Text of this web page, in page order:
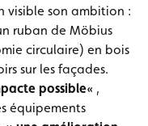
visible son ambition :
ruban de Möbius
circulaire) en bois
sur les façades.
possible« ,
équipements